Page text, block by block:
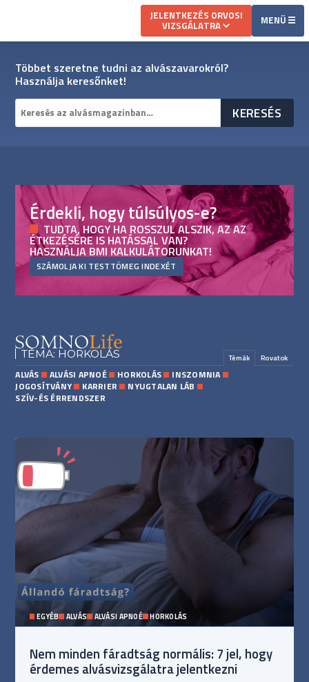
JELENTKEZÉS ORVOSI
VIZSGÁLATRA MENÜ
Többet szeretne tudni az alvászavarokról?
Használja keresőnket!
Érdekli, hogy túlsúlyos-e?
TUDTA, HOGY HA ROSSZUL ALSZIK, AZ AZ
ÉTKEZÉSÉRE IS HATÁSSAL VAN?
HASZNÁLJA BMI KALKULÁTORUNKAT!
SZÁMOLJA KI TESTTÖMEG INDEXÉT
TÉMA: HORKOLÁS Témák Rovatok
ALVÁS ALVÁSI APNOÉ HORKOLÁS
INSZOMNIA
JOGOSÍTVÁNY
KARRIER
NYUGTALAN LÁB
SZÍV-ÉS ÉRRENDSZER
EGYÉB ALVÁS ALVÁSI APNOÉ HORKOLÁS
Nem minden fáradtság normális: 7 jel, hogy
érdemes alvásvizsgálatra jelentkezni